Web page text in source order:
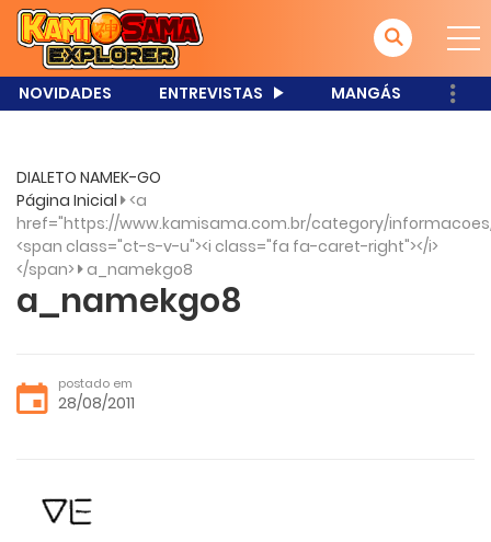
NOVIDADES ENTREVISTAS MANGÁS
DIALETO NAMEK-GO
Página Inicial <a
href="https://www.kamisama.com.br/category/informacoes/
<span class="ct-s-v-u"><i class="fa fa-caret-right"></i>
</span> a_namekgo8
a_namekgo8
postado em
28/08/2011